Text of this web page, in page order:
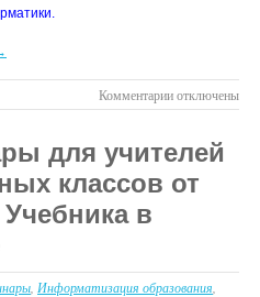
Комментариик
записи
проведении
II
Учебника
отключены
для учителей
классов от
в
Информатизация образования